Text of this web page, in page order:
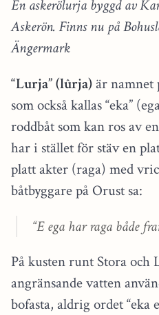
En askerölurja byggd av
Askerön. Finns nu på
Ängermark
“Lurja” (lûrja)är namnet
som också kallas “eka”
roddbåt som kan ros av
har i stället för stäv en
platt akter (raga) med
båtbyggare på Orust sa:
“E ega har raga både
På kusten runt Stora och
angränsande vatten
bofasta, aldrig ordet “eka